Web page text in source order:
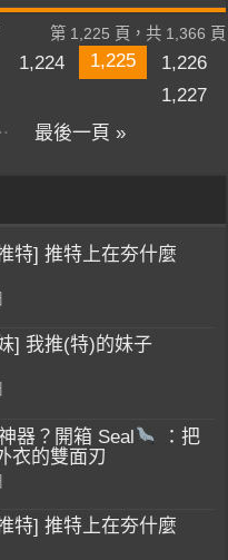
第 1,225 頁，共 1,366 頁
1,224 1,225
1,226
1,227
最後一頁 »
特] 推特上在夯什麼
] 我推(特)的妹子
器？開箱 Seal
：把
衣的雙面刃
特] 推特上在夯什麼